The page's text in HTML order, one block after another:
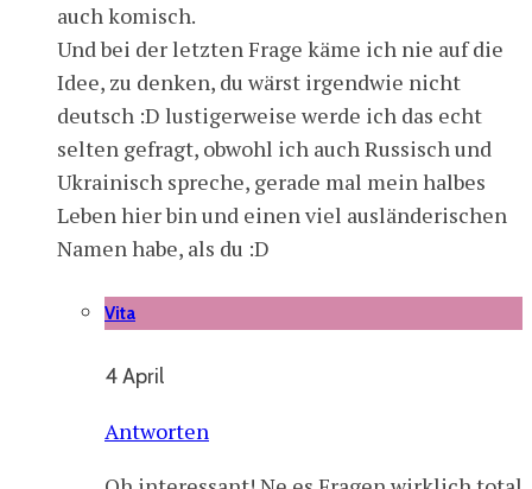
auch komisch.
Und bei der letzten Frage käme ich nie auf die
Idee, zu denken, du wärst irgendwie nicht
deutsch :D lustigerweise werde ich das echt
selten gefragt, obwohl ich auch Russisch und
Ukrainisch spreche, gerade mal mein halbes
Leben hier bin und einen viel ausländerischen
Namen habe, als du :D
Vita
4 April
Antworten